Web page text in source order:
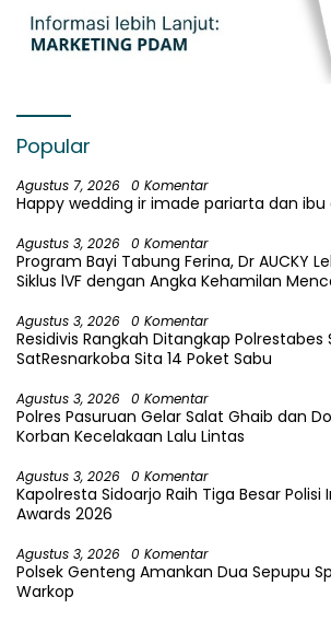
Popular
Agustus 7, 2026 0 Komentar
Happy wedding ir imade pariarta dan
Agustus 3, 2026 0 Komentar
Program Bayi Tabung Ferina, Dr AUCKY
Siklus lVF dengan Angka
Agustus 3, 2026 0 Komentar
Residivis Rangkah Ditangkap Polrestabes
SatResnarkoba Sita 14 Poket Sabu
Agustus 3, 2026 0 Komentar
Polres Pasuruan Gelar Salat Ghaib dan
Korban Kecelakaan Lalu Lintas
Agustus 3, 2026 0 Komentar
Kapolresta Sidoarjo Raih Tiga Besar
Awards 2026
Agustus 3, 2026 0 Komentar
Polsek Genteng Amankan Dua Sepupu
Warkop